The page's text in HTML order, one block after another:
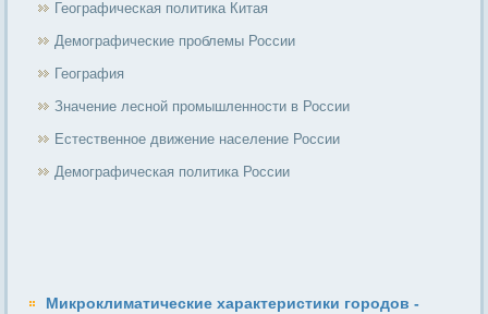
Географическая политика Китая
Демографические проблемы России
География
Значение лесной промышленности в России
Естественное движение население России
Демографическая политика России
Микроклиматические характеристики городов -